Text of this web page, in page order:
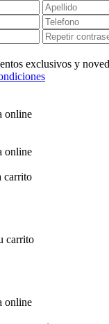
exclusivos y
carrito
carrito